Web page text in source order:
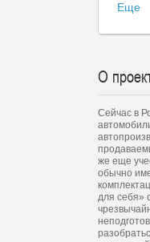
Еще
О
Сейчас в
же еще
обычно
для себя»